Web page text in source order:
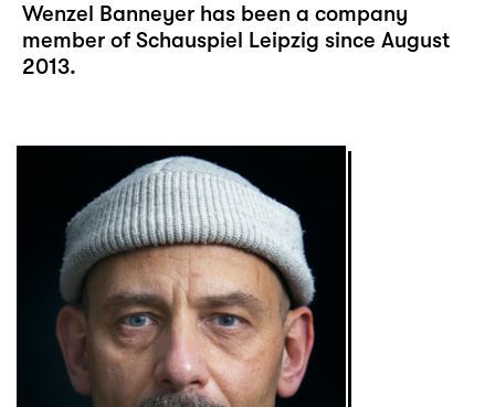
Wenzel Banneyer has been a company
member of Schauspiel Leipzig since August
2013.